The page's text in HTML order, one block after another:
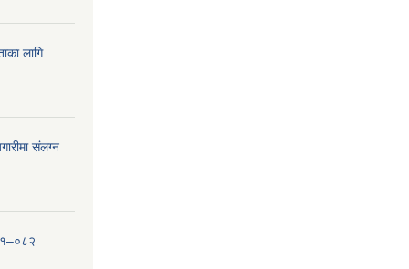
लागि
संलग्न